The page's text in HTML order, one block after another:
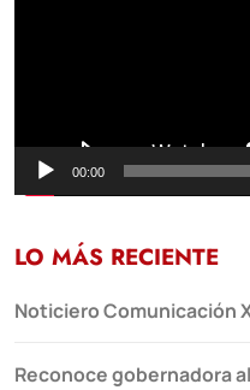
00:00
LO MÁS RECIENTE
Noticiero Comunicación
Reconoce gobernadora